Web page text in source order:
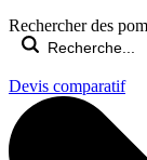
Rechercher des
Devis comparatif